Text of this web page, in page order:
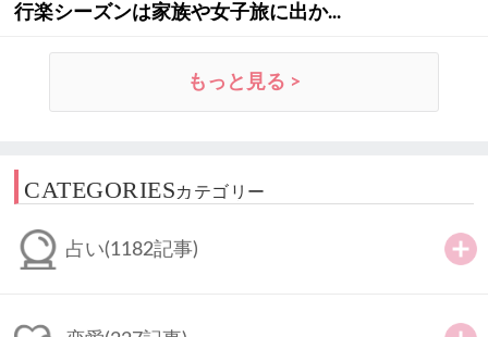
行楽シーズンは家族や女子旅に出か...
もっと見る >
CATEGORIESカテゴリー
占い(1182記事)